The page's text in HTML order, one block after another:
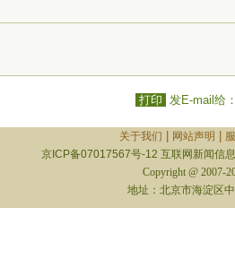
打印 发E-mail给
关于我们 网站声明
京ICP备07017567号-12 互联网新闻信
Copyright @ 2007-
地址：北京市海淀区